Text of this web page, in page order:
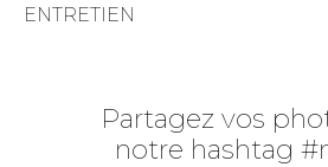
ENTRETIEN
Partagez vos
notre hashtag